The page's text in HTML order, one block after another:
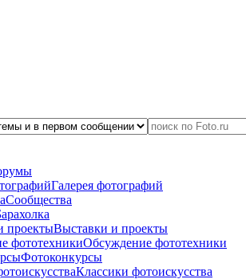
Галерея фотографий
Сообщества
Выставки и проекты
Обсуждение фототехники
Фотоконкурсы
Классики фотоискусства